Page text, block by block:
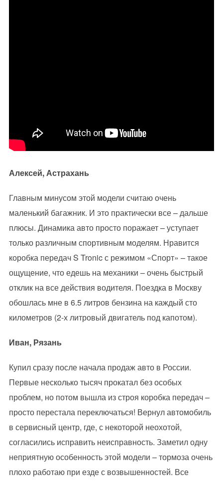
Алексей, Астрахань
Главным минусом этой модели считаю очень
маленький багажник. И это практически все – дальше
плюсы. Динамика авто просто поражает – уступает
только различным спортивным моделям. Нравится
коробка передач S Tronic с режимом «Спорт» – такое
ощущение, что едешь на механики – очень быстрый
отклик на все действия водителя. Поездка в Москву
обошлась мне в 6.5 литров бензина на каждый сто
километров (2-х литровый двигатель под капотом).
Иван, Рязань
Купил сразу после начала продаж авто в России.
Первые несколько тысяч прокатал без особых
проблем, но потом вышла из строя коробка передач –
просто перестала переключаться! Вернул автомобиль
в сервисный центр, где, с некоторой неохотой,
согласились исправить неисправность. Заметил одну
неприятную особенность этой модели – тормоза очень
плохо работаю при езде с возвышенностей. Все